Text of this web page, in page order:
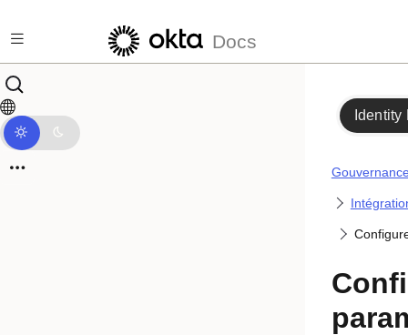
Docs
Identity